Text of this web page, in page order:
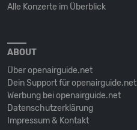
Alle Konzerte im Überblick
ABOUT
Über openairguide.net
Dein Support für openairguide.net
Werbung bei openairguide.net
Datenschutz­erklärung
Impressum & Kontakt